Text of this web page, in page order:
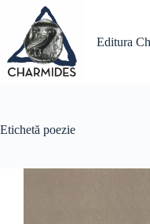
conținut
Editura
Etichetă poezie